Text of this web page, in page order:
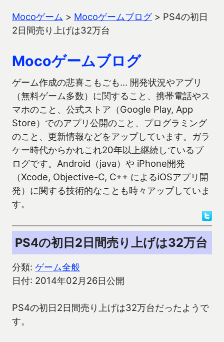
Mocoゲーム > Mocoゲームブログ> PS4の初日
2日間売り上げは32万台
Mocoゲームブログ
ゲーム作成の悲喜こもごも… 開発状況やアプリ
（無料ゲーム多数）に関すること、携帯電話やス
マホのこと、公式ストア（Google Play, App
Store）でのアプリ公開のこと、プログラミング
のこと、更新情報などをアップしています。ガラ
ケー時代からかれこれ20年以上継続しているブ
ログです。Android（java）や iPhone開発
（Xcode, Objective-C, C++ によるiOSアプリ開
発）に関する技術的なことも時々アップしていま
す。
PS4の初日2日間売り上げは32万台
分類: ゲーム全般
日付: 2014年02月26日公開
PS4の初日2日間売り上げは32万台だったようで
す。